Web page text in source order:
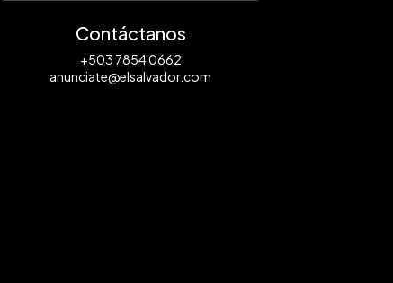
Contáctanos
+503 7854 0662
anunciate@elsalvador.com